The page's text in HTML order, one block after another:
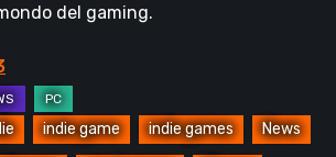
del gaming.
indie game indie games News